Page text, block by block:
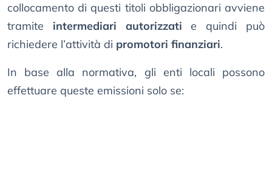
collocamento di questi titoli obbligazionari avviene
tramite intermediari autorizzati e quindi può
richiedere l’attività di promotori finanziari.
In base alla normativa, gli enti locali possono
effettuare queste emissioni solo se: